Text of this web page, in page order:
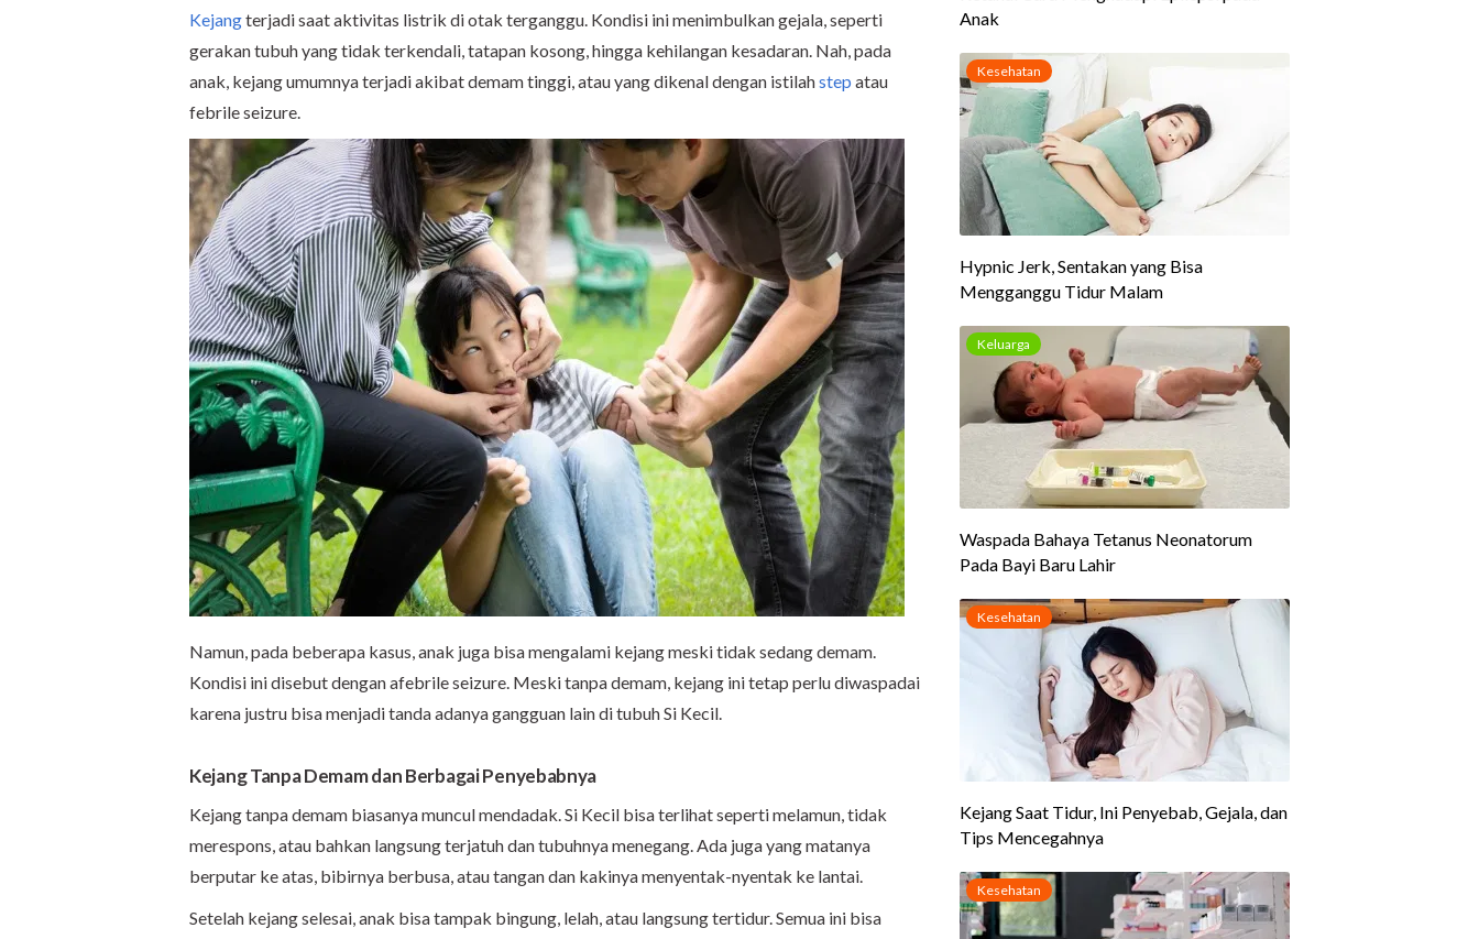
Kejangterjadi saat aktivitas listrik di otak terganggu. Kondisi ini menimbulkan gejala, seperti
gerakan tubuh yang tidak terkendali, tatapan kosong, hingga kehilangan kesadaran. Nah, pada
anak, kejang umumnya terjadi akibat demam tinggi, atau yang dikenal dengan istilahstep atau
febrile seizure.
Namun, pada beberapa kasus, anak juga bisa mengalami kejang meski tidak sedang demam.
Kondisi ini disebut dengan afebrile seizure. Meski tanpa demam, kejang ini tetap perlu diwaspadai
karena justru bisa menjadi tanda adanya gangguan lain di tubuh Si Kecil.
Kejang Tanpa Demam dan Berbagai Penyebabnya
Kejang tanpa demam biasanya muncul mendadak. Si Kecil bisa terlihat seperti melamun, tidak
merespons, atau bahkan langsung terjatuh dan tubuhnya menegang. Ada juga yang matanya
berputar ke atas, bibirnya berbusa, atau tangan dan kakinya menyentak-nyentak ke lantai.
Setelah kejang selesai, anak bisa tampak bingung, lelah, atau langsung tertidur. Semua ini bisa